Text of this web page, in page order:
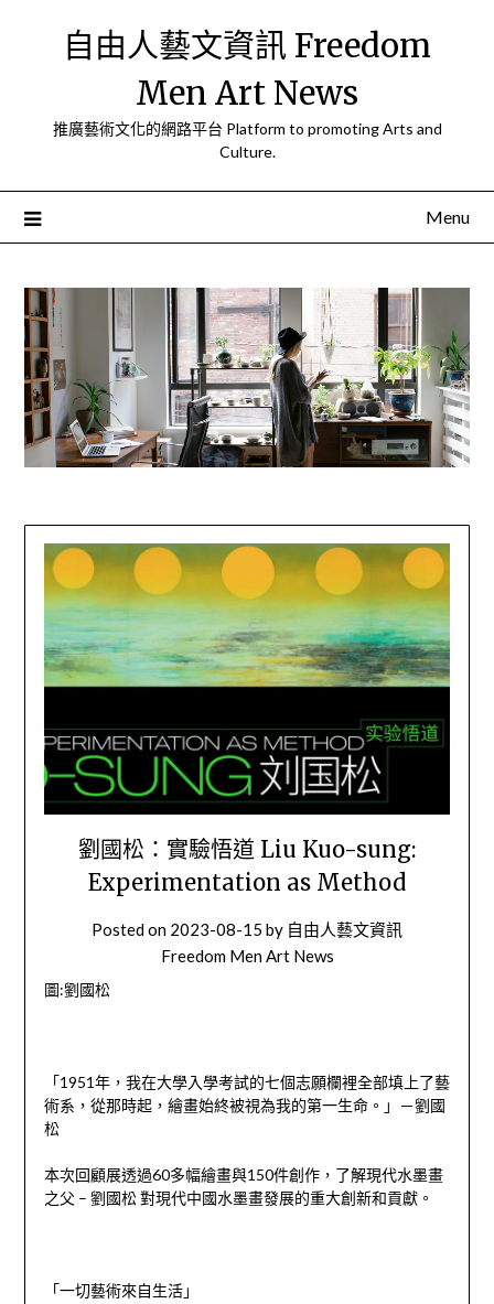
自由人藝文資訊 Freedom
Men Art News
推廣藝術文化的網路平台 Platform to promoting Arts and
Culture.
Menu
劉國松：實驗悟道 Liu Kuo-sung:
Experimentation as Method
Posted on 2023-08-15 by 自由人藝文資訊
Freedom Men Art News
圖:劉國松
「1951年，我在大學入學考試的七個志願欄裡全部填上了藝
術系，從那時起，繪畫始終被視為我的第一生命。」－劉國
松
本次回顧展透過60多幅繪畫與150件創作，了解現代水墨畫
之父 – 劉國松 對現代中國水墨畫發展的重大創新和貢獻。
「一切藝術來自生活」